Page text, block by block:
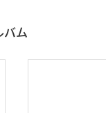
バム